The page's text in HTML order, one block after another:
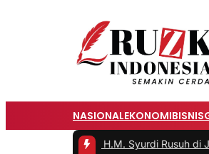
NASIONALEKONOMIBISNIS
Jalan H.M. Syurdi Rusuh di Jonggol|#2 -